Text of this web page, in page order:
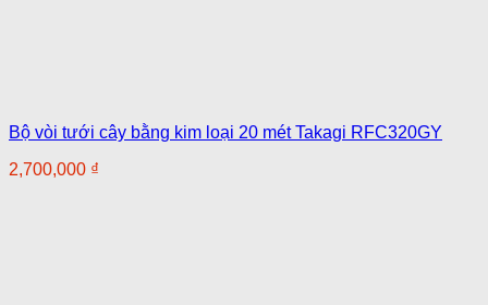
Bộ vòi tưới cây bằng kim loại 20 mét Takagi RFC320GY
2,700,000 ₫